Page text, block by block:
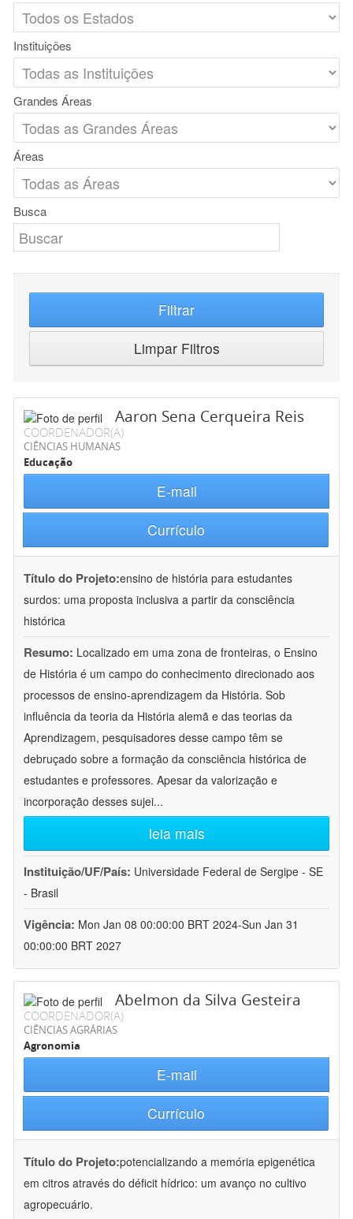
Instituições
Grandes Áreas
Áreas
Busca
Filtrar
Limpar Filtros
Aaron Sena Cerqueira Reis
COORDENADOR(A)
CIÊNCIAS HUMANAS
Educação
E-mail
Currículo
Título do Projeto:ensino de história para estudantes
surdos: uma proposta inclusiva a partir da consciência
histórica
Resumo: Localizado em uma zona de fronteiras, o Ensino
de História é um campo do conhecimento direcionado aos
processos de ensino-aprendizagem da História. Sob
influência da teoria da História alemã e das teorias da
Aprendizagem, pesquisadores desse campo têm se
debruçado sobre a formação da consciência histórica de
estudantes e professores. Apesar da valorização e
incorporação desses sujei...
leia mais
Instituição/UF/País: Universidade Federal de Sergipe - SE
- Brasil
Vigência: Mon Jan 08 00:00:00 BRT 2024-Sun Jan 31
00:00:00 BRT 2027
Abelmon da Silva Gesteira
COORDENADOR(A)
CIÊNCIAS AGRÁRIAS
Agronomia
E-mail
Currículo
Título do Projeto:potencializando a memória epigenética
em citros através do déficit hídrico: um avanço no cultivo
agropecuário.